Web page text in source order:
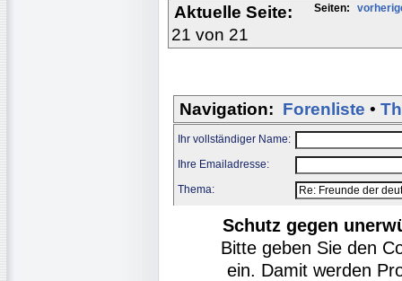
Seiten:
Aktuelle Seite:
21 von 21
Navigation: Forenliste •
Ihr vollständiger Name:
Ihre Emailadresse:
Thema:
Schutz gegen
Bitte geben Sie den
ein. Damit werden